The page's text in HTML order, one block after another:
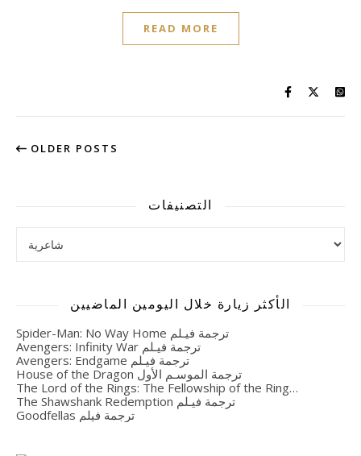
READ MORE
OLDER POSTS
التصنيفات
الأكثر زيارة خلال اليومين الماضيين
Spider-Man: No Way Home ترجمة فيـلم
Avengers: Infinity War ترجمة فيـلم
Avengers: Endgame ترجمة فيـلم
House of the Dragon ترجمة الموسـم الأول
The Lord of the Rings: The Fellowship of the Ring…
The Shawshank Redemption ترجمة فيـلم
Goodfellas ترجمة فيلم